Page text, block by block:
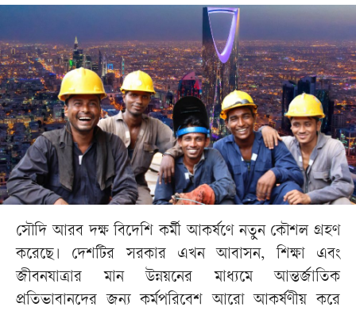
সৌদি আরব দক্ষ বিদেশি কর্মী আকর্ষণে নতুন কৌশল গ্রহণ
করেছে। দেশটির সরকার এখন আবাসন, শিক্ষা এবং
জীবনযাত্রার মান উন্নয়নের মাধ্যমে আন্তর্জাতিক
প্রতিভাবানদের জন্য কর্মপরিবেশ আরো আকর্ষণীয় করে